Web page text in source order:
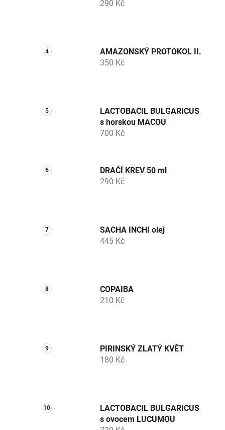
290 Kč
AMAZONSKÝ PROTOKOL II.
350 Kč
LACTOBACIL BULGARICUS
s horskou MACOU
700 Kč
DRAČÍ KREV 50 ml
290 Kč
SACHA INCHI olej
445 Kč
COPAIBA
210 Kč
PIRINSKÝ ZLATÝ KVĚT
180 Kč
LACTOBACIL BULGARICUS
s ovocem LUCUMOU